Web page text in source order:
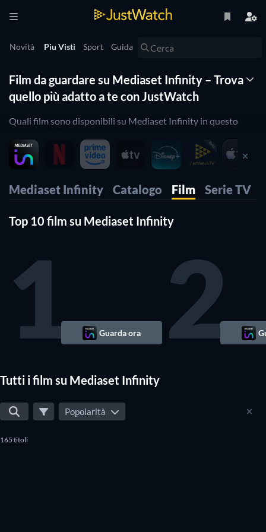
Novità Piu Visti Sport Guida
Film da guardare su Mediaset Infinity – Trova
quello più adatto a te con JustWatch
Quali film sono disponibili su Mediaset Infinity in questo
mostra l'elenco di film Mediaset Infinity definitivo. Abbiamo
organizzato i film partendo da quelli più visti per aiutarti a
guardare un film horror su Mediaset Infinity o una commedia
qui di seguito per trovare il film che risponde alle tue
così non ti perderai neanche uno dei fantastici film su
Mediaset Infinity.
Mediaset Infinity Catalogo Film Serie TV
Top 10 film su Mediaset Infinity
1 Guarda ora 2
Tutti i film su Mediaset Infinity
Popolarità
165 titoli